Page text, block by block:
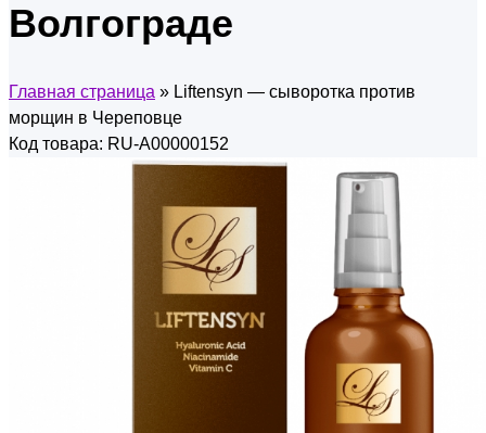
Волгограде
Главная страница » Liftensyn — сыворотка против
морщин в Череповце
Код товара: RU-A00000152